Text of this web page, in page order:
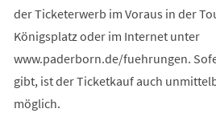
der Ticketerwerb im Voraus in der
Königsplatz oder im Internet unter
www.paderborn.de/fuehrungen.
gibt, ist der Ticketkauf auch
möglich.